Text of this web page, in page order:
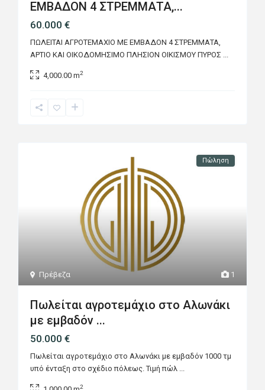
ΕΜΒΑΔΟΝ 4 ΣΤΡΕΜΜΑΤΑ,...
60.000 €
ΠΩΛΕΙΤΑΙ ΑΓΡΟΤΕΜΑΧΙΟ ΜΕ ΕΜΒΑΔΟΝ 4 ΣΤΡΕΜΜΑΤΑ,
ΑΡΤΙΟ ΚΑΙ ΟΙΚΟΔΟΜΗΣΙΜΟ ΠΛΗΣΙΟΝ ΟΙΚΙΣΜΟΥ ΠΥΡΟΣ ...
4,000.00 m2
1
Πρέβεζα
Πώληση
Πωλείται αγροτεμάχιο στο Αλωνάκι
με εμβαδόν ...
50.000 €
Πωλείται αγροτεμάχιο στο Αλωνάκι με εμβαδόν 1000 τμ
υπό ένταξη στο σχέδιο πόλεως. Τιμή πώλ ...
2